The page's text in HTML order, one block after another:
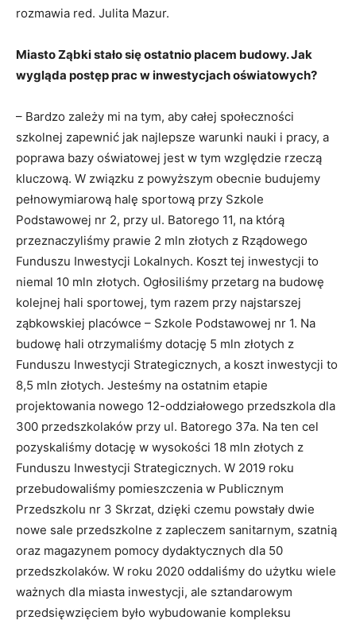
rozmawia red. Julita Mazur.
Miasto Ząbki stało się ostatnio placem budowy. Jak
wygląda postęp prac w inwestycjach oświatowych?
– Bardzo zależy mi na tym, aby całej społeczności
szkolnej zapewnić jak najlepsze warunki nauki i pracy, a
poprawa bazy oświatowej jest w tym względzie rzeczą
kluczową. W związku z powyższym obecnie budujemy
pełnowymiarową halę sportową przy Szkole
Podstawowej nr 2, przy ul. Batorego 11, na którą
przeznaczyliśmy prawie 2 mln złotych z Rządowego
Funduszu Inwestycji Lokalnych. Koszt tej inwestycji to
niemal 10 mln złotych. Ogłosiliśmy przetarg na budowę
kolejnej hali sportowej, tym razem przy najstarszej
ząbkowskiej placówce – Szkole Podstawowej nr 1. Na
budowę hali otrzymaliśmy dotację 5 mln złotych z
Funduszu Inwestycji Strategicznych, a koszt inwestycji to
8,5 mln złotych. Jesteśmy na ostatnim etapie
projektowania nowego 12-oddziałowego przedszkola dla
300 przedszkolaków przy ul. Batorego 37a. Na ten cel
pozyskaliśmy dotację w wysokości 18 mln złotych z
Funduszu Inwestycji Strategicznych. W 2019 roku
przebudowaliśmy pomieszczenia w Publicznym
Przedszkolu nr 3 Skrzat, dzięki czemu powstały dwie
nowe sale przedszkolne z zapleczem sanitarnym, szatnią
oraz magazynem pomocy dydaktycznych dla 50
przedszkolaków. W roku 2020 oddaliśmy do użytku wiele
ważnych dla miasta inwestycji, ale sztandarowym
przedsięwzięciem było wybudowanie kompleksu